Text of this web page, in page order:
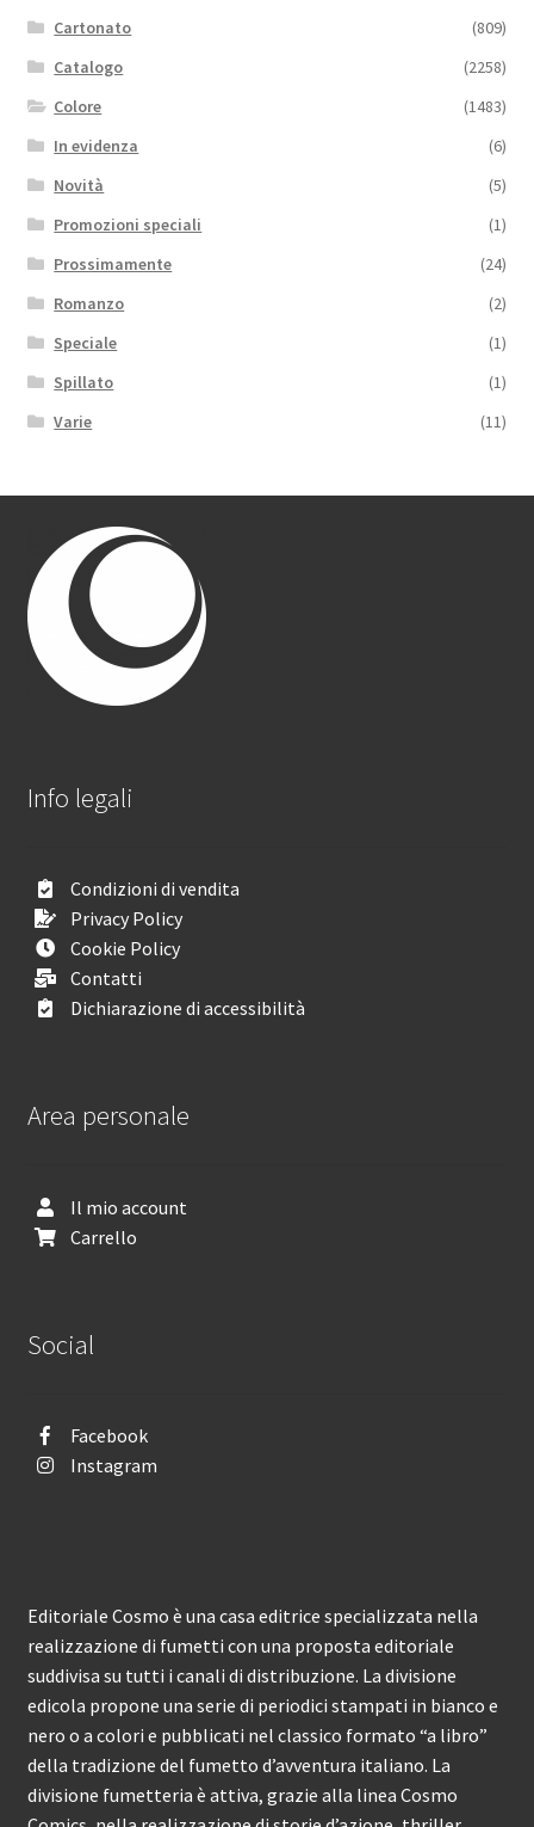
Cartonato
(809)
Catalogo
(2258)
Colore
(1483)
In evidenza
(6)
Novità
(5)
Promozioni speciali
(1)
Prossimamente
(24)
Romanzo
(2)
Speciale
(1)
Spillato
(1)
Varie
(11)
Info legali
Condizioni di vendita
Privacy Policy
Cookie Policy
Contatti
Dichiarazione di accessibilità
Area personale
Il mio account
Carrello
Social
Facebook
Instagram
Editoriale Cosmo è una casa editrice specializzata nella
realizzazione di fumetti con una proposta editoriale
suddivisa su tutti i canali di distribuzione. La divisione
edicola propone una serie di periodici stampati in bianco e
nero o a colori e pubblicati nel classico formato “a libro”
della tradizione del fumetto d’avventura italiano. La
divisione fumetteria è attiva, grazie alla linea Cosmo